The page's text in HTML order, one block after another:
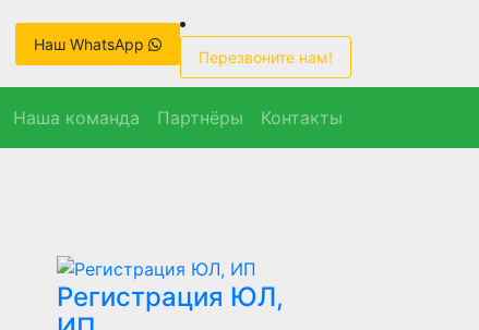
Наш WhatsApp
Перезвоните нам!
Наша команда Партнёры Контакты
Регистрация ЮЛ,